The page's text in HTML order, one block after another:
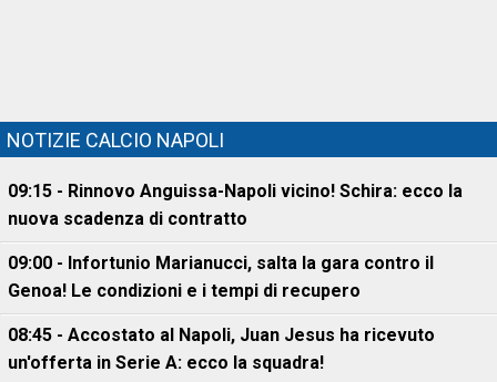
NOTIZIE CALCIO NAPOLI
09:15 - Rinnovo Anguissa-Napoli vicino! Schira: ecco la
nuova scadenza di contratto
09:00 - Infortunio Marianucci, salta la gara contro il
Genoa! Le condizioni e i tempi di recupero
08:45 - Accostato al Napoli, Juan Jesus ha ricevuto
un'offerta in Serie A: ecco la squadra!